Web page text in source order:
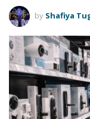
by Shafiya